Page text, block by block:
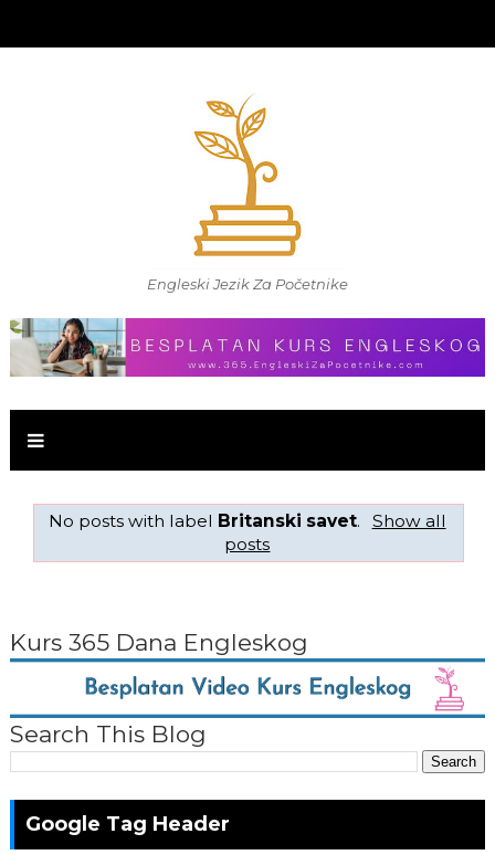
Engleski Jezik Za Početnike
No posts with label Britanski savet.
Show all
posts
Kurs 365 Dana Engleskog
Search This Blog
Google Tag Header